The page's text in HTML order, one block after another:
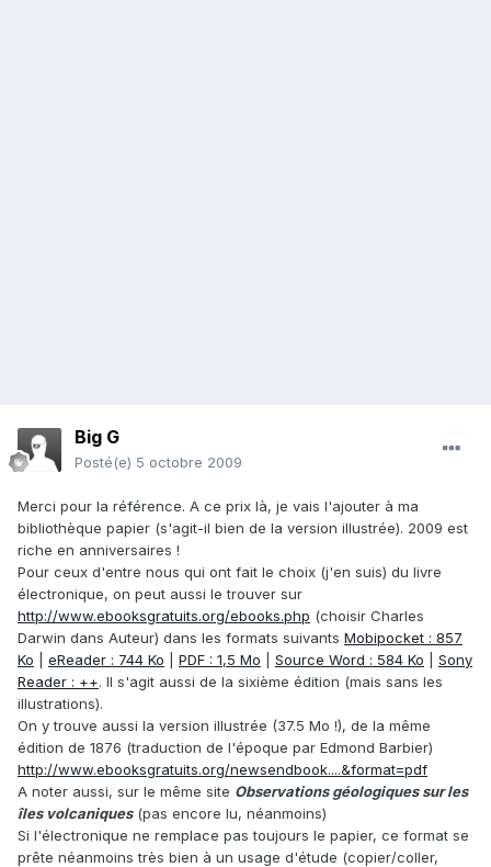
Big G
Posté(e) 5 octobre 2009
Merci pour la référence. A ce prix là, je vais l'ajouter à ma
bibliothèque papier (s'agit-il bien de la version illustrée). 2009 est
riche en anniversaires !
Pour ceux d'entre nous qui ont fait le choix (j'en suis) du livre
électronique, on peut aussi le trouver sur
http://www.ebooksgratuits.org/ebooks.php (choisir Charles
Darwin dans Auteur) dans les formats suivants Mobipocket : 857
Ko
eReader : 744 Ko PDF : 1,5 Mo Source Word : 584 Ko
Sony
Reader : ++. Il s'agit aussi de la sixième édition (mais sans les
illustrations).
On y trouve aussi la version illustrée (37.5 Mo !), de la même
édition de 1876 (traduction de l'époque par Edmond Barbier)
http://www.ebooksgratuits.org/newsendbook....&format=pdf
A noter aussi, sur le même site Observations géologiques sur les
îles volcaniques(pas encore lu, néanmoins)
Si l'électronique ne remplace pas toujours le papier, ce format se
prête néanmoins très bien à un usage d'étude (copier/coller,